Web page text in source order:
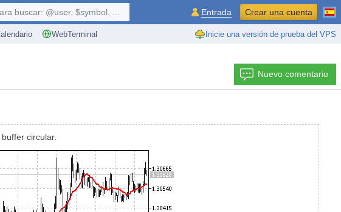
WebTerminal Inicie una versión de prueba del VPS
buscar: @user, $symbol, ... Entrada Crear una cuenta
Nuevo comentario
circular.